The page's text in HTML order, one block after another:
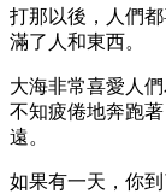
打那以後，人們
滿了人和東西。
大海非常喜愛人
不知疲倦地奔跑
遠。
如果有一天，你